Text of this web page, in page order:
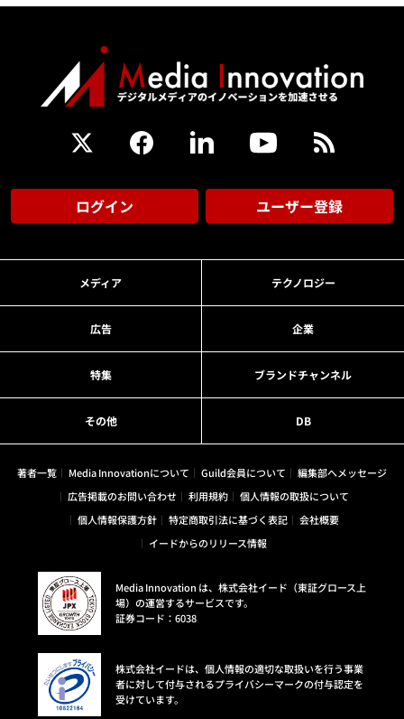
ログイン ユーザー登録
メディア テクノロジー
広告 企業
特集 ブランドチャンネル
その他 DB
著者一覧 Media Innovationについて Guild会員について
編集部へメッセージ
広告掲載のお問い合わせ
利用規約
個人情報の取扱について
個人情報保護方針
特定商取引法に基づく表記
会社概要
イードからのリリース情報
Media Innovation は、株式会社イード（東証グロース上
場）の運営するサービスです。
証券コード：6038
株式会社イードは、個人情報の適切な取扱いを行う事業
者に対して付与されるプライバシーマークの付与認定を
受けています。